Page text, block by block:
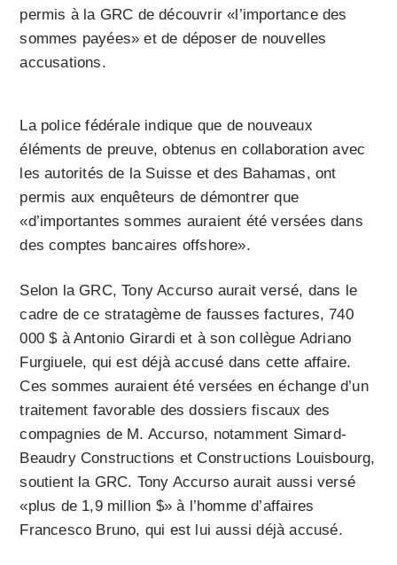
permis à la GRC de découvrir «l’importance des
sommes payées» et de déposer de nouvelles
accusations.
La police fédérale indique que de nouveaux
éléments de preuve, obtenus en collaboration avec
les autorités de la Suisse et des Bahamas, ont
permis aux enquêteurs de démontrer que
«d’importantes sommes auraient été versées dans
des comptes bancaires offshore».
Selon la GRC, Tony Accurso aurait versé, dans le
cadre de ce stratagème de fausses factures, 740
000 $ à Antonio Girardi et à son collègue Adriano
Furgiuele, qui est déjà accusé dans cette affaire.
Ces sommes auraient été versées en échange d’un
traitement favorable des dossiers fiscaux des
compagnies de M. Accurso, notamment Simard-
Beaudry Constructions et Constructions Louisbourg,
soutient la GRC. Tony Accurso aurait aussi versé
«plus de 1,9 million $» à l’homme d’affaires
Francesco Bruno, qui est lui aussi déjà accusé.